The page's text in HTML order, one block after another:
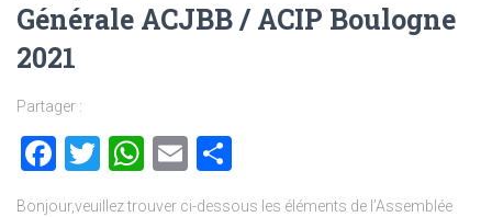
Générale ACJBB / ACIP Boulogne
2021
Partager :
Facebook
Twitter
WhatsApp
Email
Bonjour,veuillez trouver ci-dessous les éléments de l’Assemblée